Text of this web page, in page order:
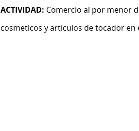
ACTIVIDAD: Comercio al por menor
cosmeticos y articulos de tocador